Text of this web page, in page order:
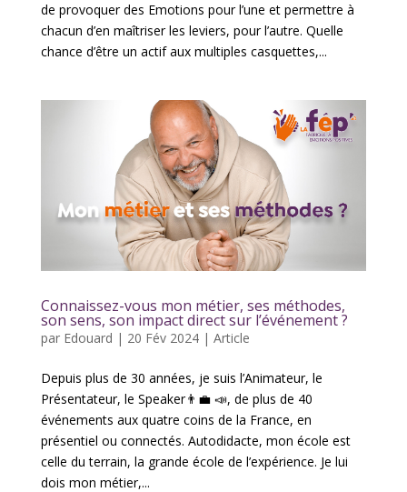
de provoquer des Emotions pour l’une et permettre à
chacun d’en maîtriser les leviers, pour l’autre. Quelle
chance d’être un actif aux multiples casquettes,...
Connaissez-vous mon métier, ses méthodes,
son sens, son impact direct sur l’événement ?
par Edouard | 20 Fév 2024| Article
Depuis plus de 30 années, je suis l’Animateur, le
Présentateur, le Speaker👨‍💼 📣, de plus de 40
événements aux quatre coins de la France, en
présentiel ou connectés. Autodidacte, mon école est
celle du terrain, la grande école de l’expérience. Je lui
dois mon métier,...